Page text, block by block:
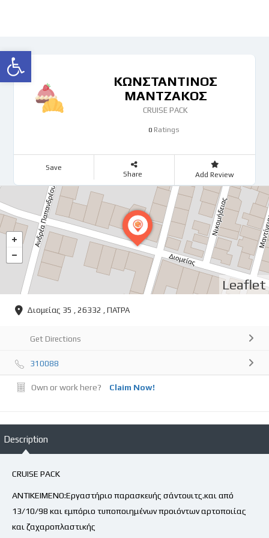
Ανοίξτε τη γραμμή εργαλείων
ΚΩΝΣΤΑΝΤΙΝΟΣ
ΜΑΝΤΖΑΚΟΣ
CRUISE PACK
0Ratings
Save
Share Add Review
Leaflet
Διομείας 35 , 26332 , ΠΑΤΡΑ
Get Directions
310088
Own or work here? Claim Now!
Description
CRUISE PACK
ΑΝΤΙΚΕΙΜΕΝΟ:Εργαστήριο παρασκευής σάντουιτς.και από
13/10/98 και εμπόριο τυποποιημένων προιόντων αρτοποιίας
και ζαχαροπλαστικής